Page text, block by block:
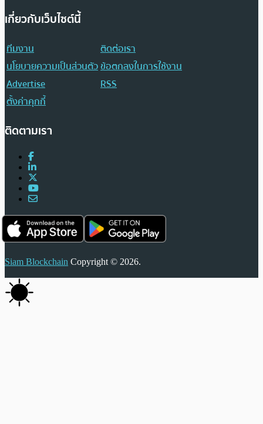
เกี่ยวกับเว็บไซต์นี้
ทีมงาน
ติดต่อเรา
นโยบายความเป็นส่วนตัวข้อตกลงในการใช้งาน
Advertise
RSS
ตั้งค่าคุกกี้
ติดตามเรา
Siam Blockchain Copyright © 2026.